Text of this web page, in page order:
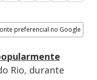
preferencial no Google
enquanto
passageiro no Rio
Rio, durante